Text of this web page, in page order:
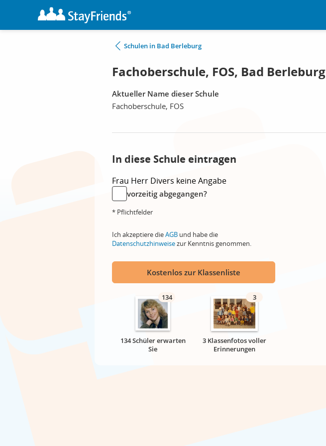
Schulen in Bad Berleburg
Fachoberschule, FOS, Bad Berleburg
Aktueller Name dieser Schule
Fachoberschule, FOS
In diese Schule eintragen
Frau Herr Divers keine Angabe
vorzeitig abgegangen?
* Pflichtfelder
Ich akzeptiere dieAGB und habe die
Datenschutzhinweisezur Kenntnis genommen.
Kostenlos zur Klassenliste
134
134 Schüler erwarten
Sie
3
3 Klassenfotos voller
Erinnerungen